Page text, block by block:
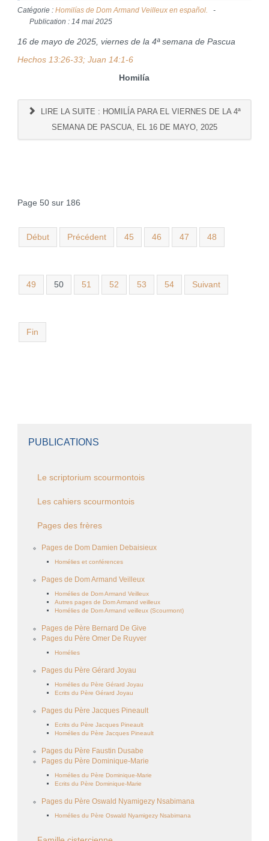
Catégorie : Homilías de Dom Armand Veilleux en español.
Publication : 14 mai 2025
16 de mayo de 2025, viernes de la 4ª semana de Pascua
Hechos 13:26-33; Juan 14:1-6
Homilía
LIRE LA SUITE : HOMILÍA PARA EL VIERNES DE LA 4ª
SEMANA DE PASCUA, EL 16 DE MAYO, 2025
Page 50 sur 186
Début Précédent 45 46 47 48
49 50 51 52 53 54 Suivant
Fin
PUBLICATIONS
Le scriptorium scourmontois
Les cahiers scourmontois
Pages des frères
Pages de Dom Damien Debaisieux
Homélies et conférences
Pages de Dom Armand Veilleux
Homélies de Dom Armand Veilleux
Autres pages de Dom Armand veilleux
Homélies de Dom Armand veilleux (Scourmont)
Pages de Père Bernard De Give
Pages du Père Omer De Ruyver
Homélies
Pages du Père Gérard Joyau
Homélies du Père Gérard Joyau
Ecrits du Père Gérard Joyau
Pages du Père Jacques Pineault
Ecrits du Père Jacques Pineault
Homélies du Père Jacques Pineault
Pages du Père Faustin Dusabe
Pages du Père Dominique-Marie
Homélies du Père Dominique-Marie
Ecrits du Père Dominique-Marie
Pages du Père Oswald Nyamigezy Nsabimana
Homélies du Père Oswald Nyamigezy Nsabimana